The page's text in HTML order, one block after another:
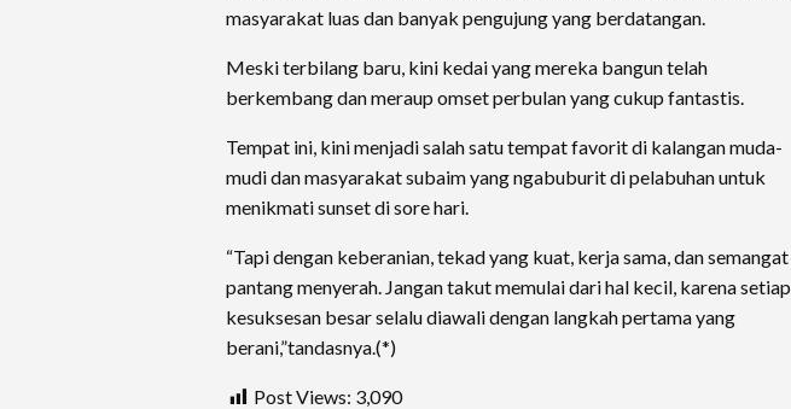
masyarakat luas dan banyak pengujung yang berdatangan.
Meski terbilang baru, kini kedai yang mereka bangun telah
berkembang dan meraup omset perbulan yang cukup fantastis.
Tempat ini, kini menjadi salah satu tempat favorit di kalangan muda-
mudi dan masyarakat subaim yang ngabuburit di pelabuhan untuk
menikmati sunset di sore hari.
“Tapi dengan keberanian, tekad yang kuat, kerja sama, dan semangat
pantang menyerah. Jangan takut memulai dari hal kecil, karena setiap
kesuksesan besar selalu diawali dengan langkah pertama yang
berani,”tandasnya.(*)
Post Views: 3,090